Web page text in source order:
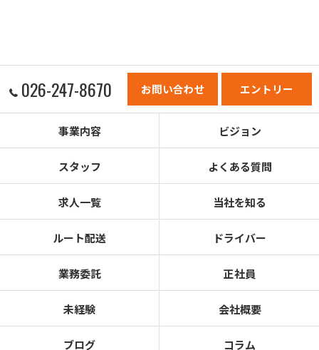
026-247-8670 お問い合わせ エントリー
事業内容 ビジョン
スタッフ よくある質問
求人一覧 当社を知る
ルート配送 ドライバー
業務委託 正社員
未経験 会社概要
ブログ コラム